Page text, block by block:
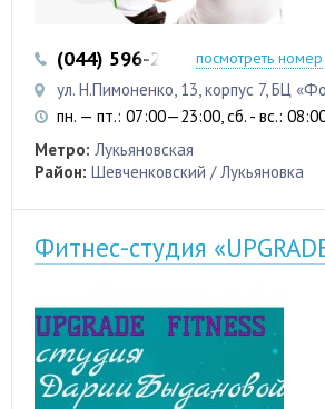
(044) 596-23-23посмотреть номер
ул. Н.Пимоненко, 13, корпус 7, БЦ
пн. — пт.: 07:00—23:00, сб. - вс.:
Метро: Лукьяновская
Район: Шевченковский / Лукьяновка
Фитнес-студия